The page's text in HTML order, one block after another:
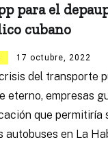
para el
cubano
17 octubre, 2022
del transporte
eterno, empresas
que permitiría
autobuses en La